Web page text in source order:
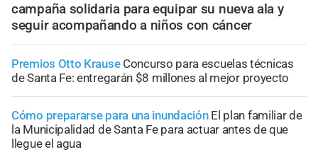
campaña solidaria para equipar su nueva ala y
seguir acompañando a niños con cáncer
Premios Otto Krause Concurso para escuelas técnicas
de Santa Fe: entregarán $8 millones al mejor proyecto
Cómo prepararse para una inundación El plan familiar de
la Municipalidad de Santa Fe para actuar antes de que
llegue el agua